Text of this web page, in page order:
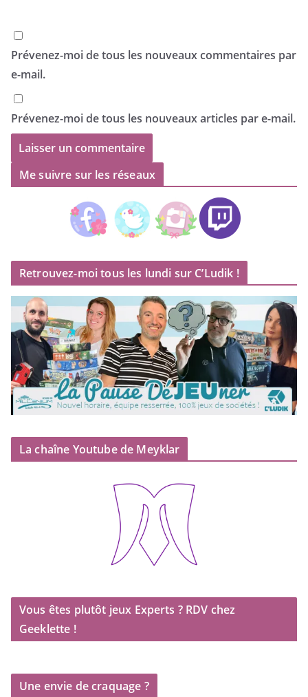
Prévenez-moi de tous les nouveaux commentaires par
e-mail.
Prévenez-moi de tous les nouveaux articles par e-mail.
Me suivre sur les réseaux
Retrouvez-moi tous les lundi sur C’Ludik !
La chaîne Youtube de Meyklar
Vous êtes plutôt jeux Experts ? RDV chez
Geeklette !
Une envie de craquage ?